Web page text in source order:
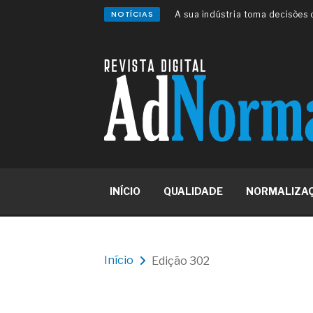
NOTÍCIAS
A sua indústria toma decisões
Os gestores da ABNT litigam
reserva de mercado sobre as
Os critérios médicos da
A prevenção clínica da coceira
Os sintomas clínicos do
O tratamento médico da
concreto de obras
INÍCIO QUALIDADE
Início Edição 302